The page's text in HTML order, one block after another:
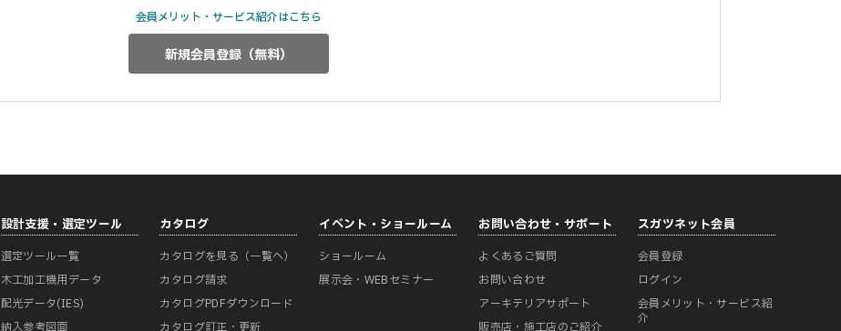
会員メリット・サービス紹介はこちら
設計支援・選定ツール
選定ツール一覧
木工加工機用データ
配光データ(IES)
納入参考図面
カタログ
カタログを見る（一覧へ）
カタログ請求
カタログPDFダウンロード
カタログ訂正・更新
イベント・ショールーム
ショールーム
展示会・WEBセミナー
お問い合わせ・サポート
よくあるご質問
お問い合わせ
アーキテリアサポート
販売店・施工店のご紹介
スガツネット会員
会員登録
ログイン
会員メリット・サービス紹
介